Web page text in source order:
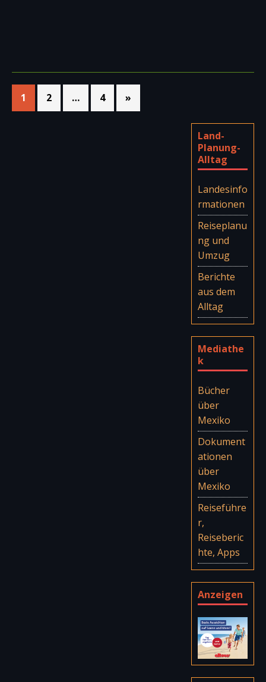
1 2 … 4 »
Land-
Planung-
Alltag
Landesinfo
rmationen
Reiseplanu
ng und
Umzug
Berichte
aus dem
Alltag
Mediathe
k
Bücher
über
Mexiko
Dokument
ationen
über
Mexiko
Reiseführe
r,
Reiseberic
hte, Apps
Anzeigen